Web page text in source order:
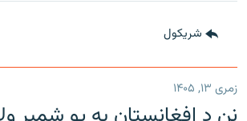
شريکول
زمری ۱۳, ۱۴۰۵